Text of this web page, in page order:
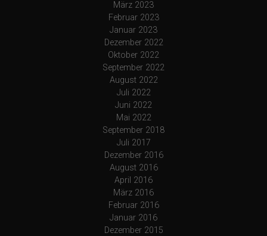
März 2023
Februar 2023
Januar 2023
Dezember 2022
Oktober 2022
September 2022
August 2022
Juli 2022
Juni 2022
Mai 2022
September 2018
Juli 2017
Dezember 2016
August 2016
April 2016
März 2016
Februar 2016
Januar 2016
Dezember 2015